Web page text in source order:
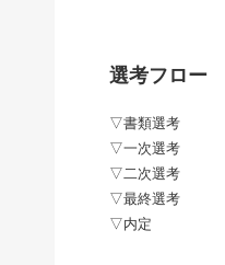
選考フロー
▽書類選考
▽一次選考
▽二次選考
▽最終選考
▽内定